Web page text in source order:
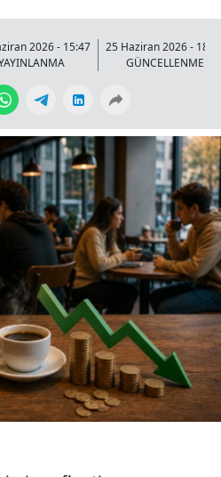
2026 - 15:47
25 Haziran 2026 -
GÜNCELLENME